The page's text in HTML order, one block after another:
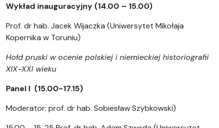
Wykład inauguracyjny (14.00 – 15.00)
Prof. dr hab. Jacek Wijaczka (Uniwersytet Mikołaja
Kopernika w Toruniu)
Hołd pruski w ocenie polskiej i niemieckiej historiografii
XIX-XXI wieku
Panel I (15.00-17.15)
Moderator: prof. dr hab. Sobiesław Szybkowski)